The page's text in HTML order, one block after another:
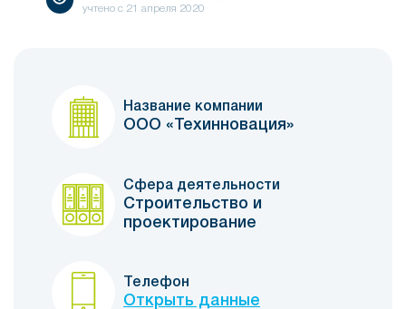
учтено с 21 апреля 2020
Название компании
ООО «Техинновация»
Сфера деятельности
Строительство и
проектирование
Телефон
Открыть данные